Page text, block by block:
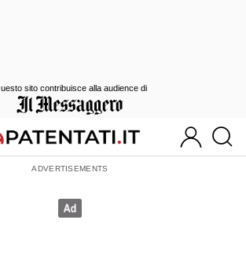
sito contribuisce alla audience di